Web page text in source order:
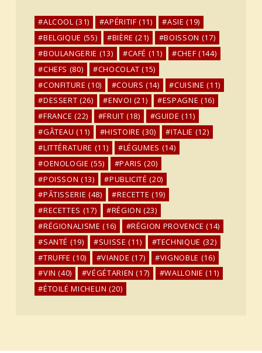
ALCOOL (31) APÉRITIF (11) ASIE (19)
BELGIQUE (55) BIÈRE (21) BOISSON (17)
BOULANGERIE (13) CAFÉ (11) CHEF (144)
CHEFS (80) CHOCOLAT (15)
CONFITURE (10) COURS (14) CUISINE (11)
DESSERT (26) ENVOI (21) ESPAGNE (16)
FRANCE (22) FRUIT (18) GUIDE (11)
GÂTEAU (11) HISTOIRE (30) ITALIE (12)
LITTÉRATURE (11) LÉGUMES (14)
OENOLOGIE (55) PARIS (20)
POISSON (13) PUBLICITÉ (20)
PÂTISSERIE (48) RECETTE (19)
RECETTES (17) RÉGION (23)
RÉGIONALISME (16) RÉGION PROVENCE (14)
SANTÉ (19) SUISSE (11) TECHNIQUE (32)
TRUFFE (10) VIANDE (17) VIGNOBLE (16)
VIN (40) VÉGÉTARIEN (17) WALLONIE (11)
ÉTOILÉ MICHELIN (20)